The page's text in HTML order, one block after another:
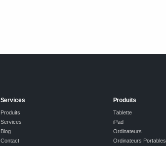
Services
Produits
Services
Blog
Contact
Produits
Tablette
iPad
Ordinateurs
Ordinateurs Portables